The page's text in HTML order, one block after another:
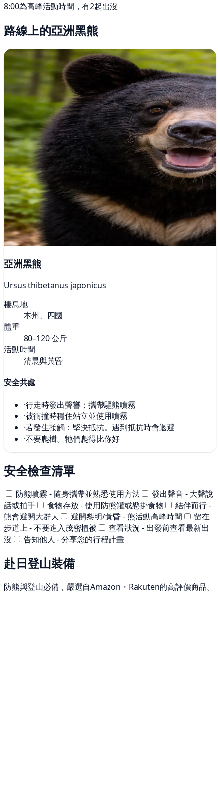
8:00為高峰活動時間，有2起出沒
路線上的亞洲黑熊
亞洲黑熊
Ursus thibetanus japonicus
棲息地
本州、四國
體重
80–120 公斤
活動時間
清晨與黃昏
安全共處
·行走時發出聲響；攜帶驅熊噴霧
·被衝撞時穩住站立並使用噴霧
·若發生接觸：堅決抵抗。遇到抵抗時會退避
·不要爬樹。牠們爬得比你好
安全檢查清單
防熊噴霧 - 隨身攜帶並熟悉使用方法
發出聲音 - 大聲說
話或拍手
食物存放 - 使用防熊罐或懸掛食物
結伴而行 -
熊會避開大群人
避開黎明/黃昏 - 熊活動高峰時間
留在
步道上 - 不要進入茂密植被
查看狀況 - 出發前查看最新出
沒
告知他人 - 分享您的行程計畫
赴日登山裝備
防熊與登山必備，嚴選自Amazon・Rakuten的高評價商品。